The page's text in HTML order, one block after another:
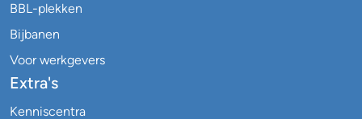
BBL-plekken
Bijbanen
Voor werkgevers
Extra's
Kenniscentra